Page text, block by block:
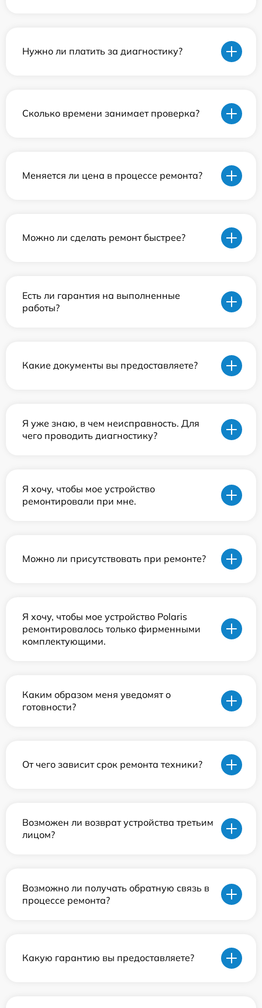
Нужно ли платить за диагностику?
Сколько времени занимает проверка?
Меняется ли цена в процессе ремонта?
Можно ли сделать ремонт быстрее?
Есть ли гарантия на выполненные
работы?
Какие документы вы предоставляете?
Я уже знаю, в чем неисправность. Для
чего проводить диагностику?
Я хочу, чтобы мое устройство
ремонтировали при мне.
Можно ли присутствовать при ремонте?
Я хочу, чтобы мое устройство Polaris
ремонтировалось только фирменными
комплектующими.
Каким образом меня уведомят о
готовности?
От чего зависит срок ремонта техники?
Возможен ли возврат устройства третьим
лицом?
Возможно ли получать обратную связь в
процессе ремонта?
Какую гарантию вы предоставляете?